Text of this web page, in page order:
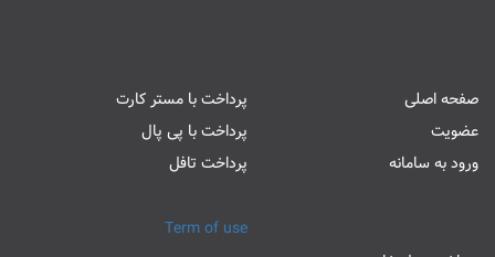
صفحه اصلی
عضویت
ورود به سامانه
پرداخت با مستر کارت
پرداخت با پی پال
پرداخت تافل
Term of use